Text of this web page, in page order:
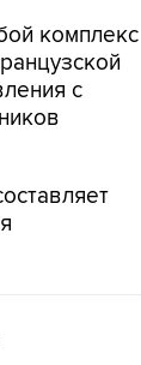
комплекс
с